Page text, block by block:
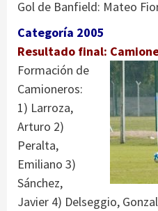
Gol de Banfield: Mateo
Categoría 2005
Resultado final:
Formación de
Camioneros:
1) Larroza,
Arturo 2)
Peralta,
Emiliano 3)
Sánchez,
Javier 4) Delseggio,